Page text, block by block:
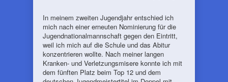
In meinem zweiten Jugendjahr entschied ich
mich nach einer erneuten Nominierung für die
Jugendnationalmannschaft gegen den Eintritt,
weil ich mich auf die Schule und das Abitur
konzentrieren wollte. Nach meiner langen
Kranken- und Verletzungsmisere konnte ich mit
dem fünften Platz beim Top 12 und dem